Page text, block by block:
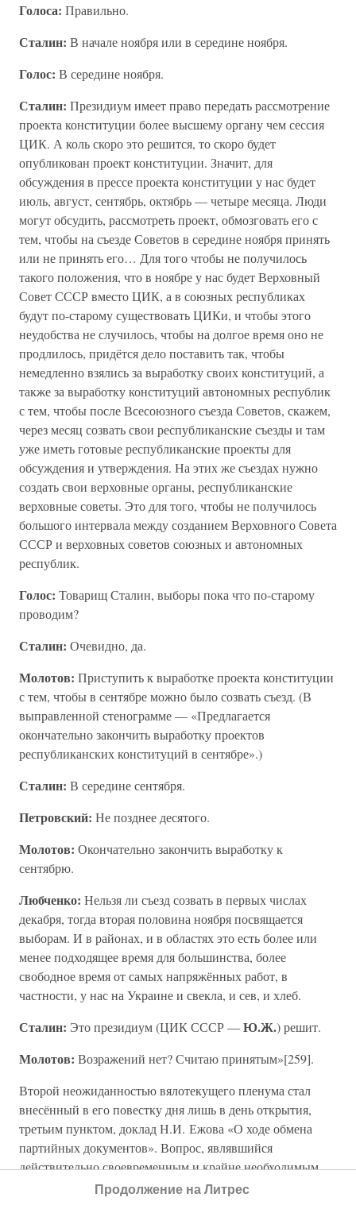
Голоса: Правильно.
Сталин: В начале ноября или в середине ноября.
Голос: В середине ноября.
Сталин: Президиум имеет право передать рассмотрение
проекта конституции более высшему органу чем сессия
ЦИК. А коль скоро это решится, то скоро будет
опубликован проект конституции. Значит, для
обсуждения в прессе проекта конституции у нас будет
июль, август, сентябрь, октябрь — четыре месяца. Люди
могут обсудить, рассмотреть проект, обмозговать его с
тем, чтобы на съезде Советов в середине ноября принять
или не принять его… Для того чтобы не получилось
такого положения, что в ноябре у нас будет Верховный
Совет СССР вместо ЦИК, а в союзных республиках
будут по-старому существовать ЦИКи, и чтобы этого
неудобства не случилось, чтобы на долгое время оно не
продлилось, придётся дело поставить так, чтобы
немедленно взялись за выработку своих конституций, а
также за выработку конституций автономных республик
с тем, чтобы после Всесоюзного съезда Советов, скажем,
через месяц созвать свои республиканские съезды и там
уже иметь готовые республиканские проекты для
обсуждения и утверждения. На этих же съездах нужно
создать свои верховные органы, республиканские
верховные советы. Это для того, чтобы не получилось
большого интервала между созданием Верховного Совета
СССР и верховных советов союзных и автономных
республик.
Голос: Товарищ Сталин, выборы пока что по-старому
проводим?
Сталин: Очевидно, да.
Молотов: Приступить к выработке проекта конституции
с тем, чтобы в сентябре можно было созвать съезд. (В
выправленной стенограмме — «Предлагается
окончательно закончить выработку проектов
республиканских конституций в сентябре».)
Сталин: В середине сентября.
Петровский: Не позднее десятого.
Молотов: Окончательно закончить выработку к
сентябрю.
Любченко: Нельзя ли съезд созвать в первых числах
декабря, тогда вторая половина ноября посвящается
выборам. И в районах, и в областях это есть более или
менее подходящее время для большинства, более
свободное время от самых напряжённых работ, в
частности, у нас на Украине и свекла, и сев, и хлеб.
Сталин: Это президиум (ЦИК СССР —Ю.Ж.) решит.
Молотов: Возражений нет? Считаю принятым»[259].
Второй неожиданностью вялотекущего пленума стал
внесённый в его повестку дня лишь в день открытия,
третьим пунктом, доклад Н.И. Ежова «О ходе обмена
партийных документов». Вопрос, являвшийся
действительно своевременным и крайне необходимым,
ибо решением предыдущего пленума проверка учётных
Продолжение на Литрес